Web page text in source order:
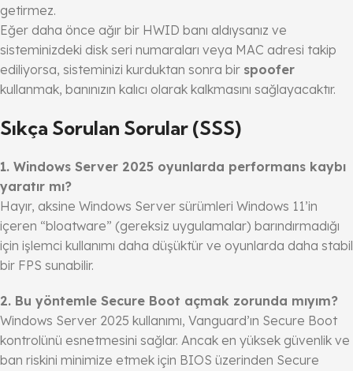
getirmez.
Eğer daha önce ağır bir HWID banı aldıysanız ve
sisteminizdeki disk seri numaraları veya MAC adresi takip
ediliyorsa, sisteminizi kurduktan sonra bir spoofer
kullanmak, banınızın kalıcı olarak kalkmasını sağlayacaktır.
Sıkça Sorulan Sorular (SSS)
1. Windows Server 2025 oyunlarda performans kaybı
yaratır mı?
Hayır, aksine Windows Server sürümleri Windows 11’in
içeren “bloatware” (gereksiz uygulamalar) barındırmadığı
için işlemci kullanımı daha düşüktür ve oyunlarda daha stabil
bir FPS sunabilir.
2. Bu yöntemle Secure Boot açmak zorunda mıyım?
Windows Server 2025 kullanımı, Vanguard’ın Secure Boot
kontrolünü esnetmesini sağlar. Ancak en yüksek güvenlik ve
ban riskini minimize etmek için BIOS üzerinden Secure